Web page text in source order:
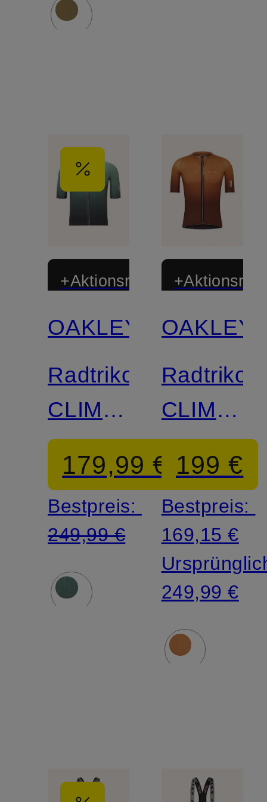
+Aktionsrabatt
Limitiert
OAKLEY
Radtrikot
CLIMA
JERSEY
179,99 €
Bestpreis:
249,99 €
Limitiert
OAKLEY
Radtrikot
CLIMA
JERSEY
199 €
Bestpreis:
169,15 €
249,99 €